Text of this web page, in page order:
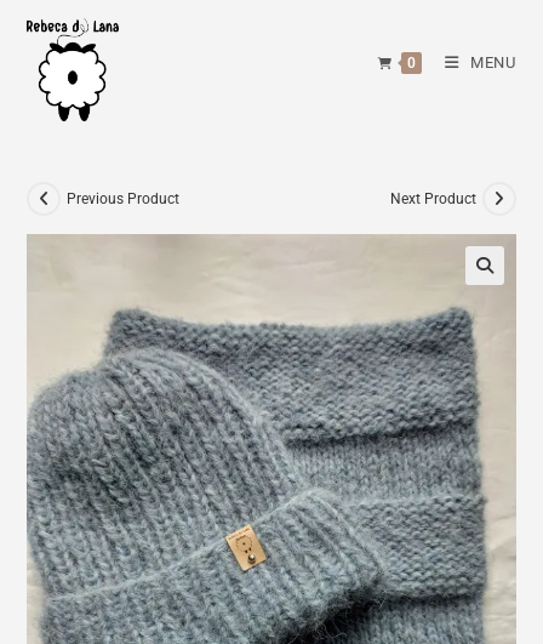
content
0 MENU
Previous Product Next Product